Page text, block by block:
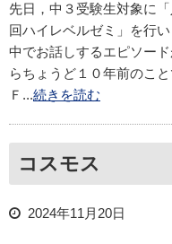
先日，中３受験生対象に
回ハイレベルゼミ」を行
中でお話しするエピソー
らちょうど１０年前のこ
Ｆ...続きを読む
コスモス
2024年11月20日